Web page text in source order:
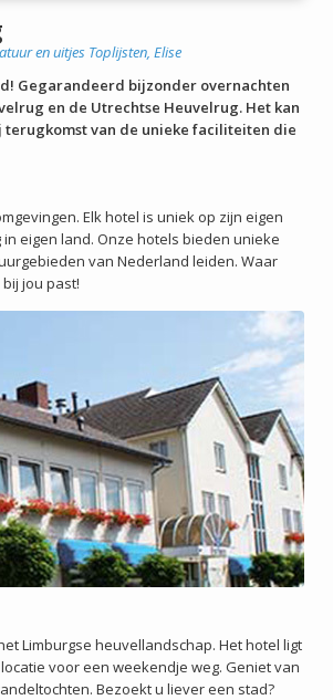
en uitjes Toplijsten, Elise
Gegarandeerd bijzonder overnachten
en de Utrechtse Heuvelrug. Het kan
van de unieke faciliteiten die
Elk hotel is uniek op zijn eigen
eigen land. Onze hotels bieden unieke
van Nederland leiden. Waar
jou past!
Limburgse heuvellandschap. Het hotel ligt
voor een weekendje weg. Geniet van
Bezoekt u liever een stad?